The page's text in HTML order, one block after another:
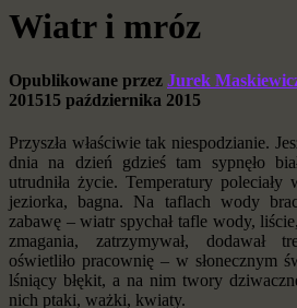
Wiatr i mróz
Opublikowane przez Jurek
201515 października 2015
Przyszła właściwie tak niespodzianie.
dnia na dzień gdzieś tam sypnęło
utrudniła życie. Temperatury poleciały
jeziorka, bagna. Na taflach wody
zabawę – wiatr spychał tafle wody,
zmagania, zatrzymywał, dodawał
oświetliło pracownię – w słonecznym
lśniący błękit, a na nim twory
nich ptaki, ważki, kwiaty.